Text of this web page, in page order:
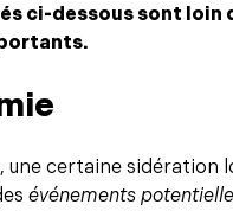
ci-dessous sont loin
certaine sidération
événements